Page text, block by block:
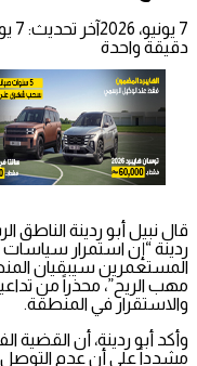
7 يونيو، 2026
آخر تحديث: 7 يونيو، 2026
دقيقة واحدة
قال نبيل أبو ردينة الناطق
ردينة “إن استمرار سياسات
المستعمرين سيبقيان
مهب الريح”، محذراً من
والاستقرار في المنطقة.
وأكد أبو ردينة، أن القضية
مشدداً على أن عدم التوصل